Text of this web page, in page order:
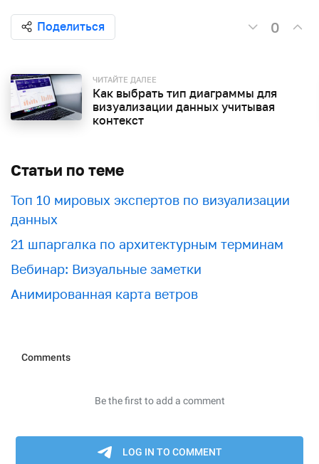
Поделиться 0
ЧИТАЙТЕ ДАЛЕЕ
Как выбрать тип диаграммы для
визуализации данных учитывая
контекст
Статьи по теме
Топ 10 мировых экспертов по визуализации
данных
21 шпаргалка по архитектурным терминам
Вебинар: Визуальные заметки
Анимированная карта ветров